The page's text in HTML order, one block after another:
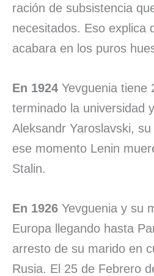
ración de subsistencia
necesitados. Eso explica
acabara en los puros
En 1924 Yevguenia tiene
terminado la universidad
Aleksandr Yaroslavski,
ese momento Lenin
Stalin.
En 1926 Yevguenia y su
Europa llegando hasta
arresto de su marido en
Rusia. El 25 de Febrero